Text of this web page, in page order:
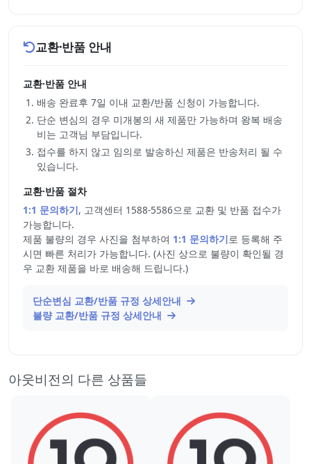
교환·반품 안내
교환·반품 안내
배송 완료후 7일 이내 교환/반품 신청이 가능합니다.
단순 변심의 경우 미개봉의 새 제품만 가능하며 왕복 배송
비는 고객님 부담입니다.
접수를 하지 않고 임의로 발송하신 제품은 반송처리 될 수
있습니다.
교환·반품 절차
1:1 문의하기, 고객센터 1588-5586으로 교환 및 반품 접수가
가능합니다.
제품 불량의 경우 사진을 첨부하여 1:1 문의하기로 등록해 주
시면 빠른 처리가 가능합니다. (사진 상으로 불량이 확인될 경
우 교환 제품을 바로 배송해 드립니다.)
단순변심 교환/반품 규정 상세안내
불량 교환/반품 규정 상세안내
아웃비전의 다른 상품들